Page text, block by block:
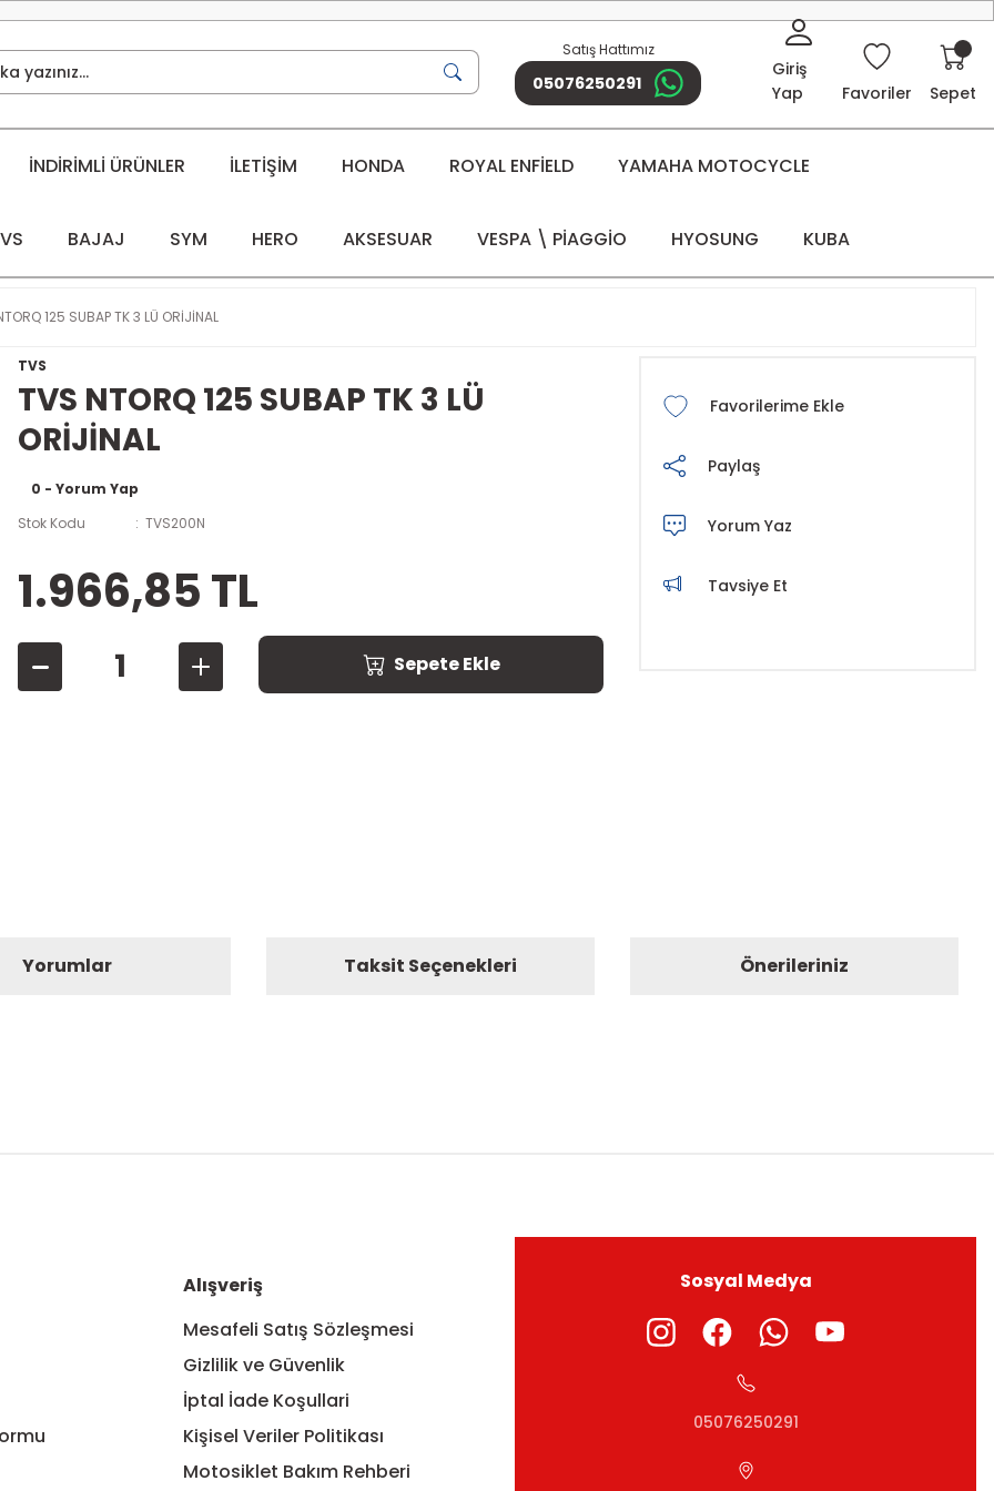
Satış Hattımız
05076250291
Giriş
Yap
Favoriler Sepet
İNDİRİMLİ ÜRÜNLER İLETİŞİM HONDA ROYAL ENFİELD YAMAHA MOTOCYCLE
BAJAJ SYM HERO AKSESUAR VESPA \ PİAGGİO HYOSUNG KUBA
125 SUBAP TK 3 LÜ ORİJİNAL
TVS
TVS NTORQ 125 SUBAP TK 3 LÜ
ORİJİNAL
0 - Yorum Yap
Stok Kodu
TVS200N
1.966,85 TL
Sepete Ekle
Paylaş
Yorum Yaz
Tavsiye Et
Yorumlar Taksit Seçenekleri Önerileriniz
Alışveriş
Mesafeli Satış Sözleşmesi
Gizlilik ve Güvenlik
İptal İade Koşullari
Kişisel Veriler Politikası
Motosiklet Bakım Rehberi
Sosyal Medya
05076250291